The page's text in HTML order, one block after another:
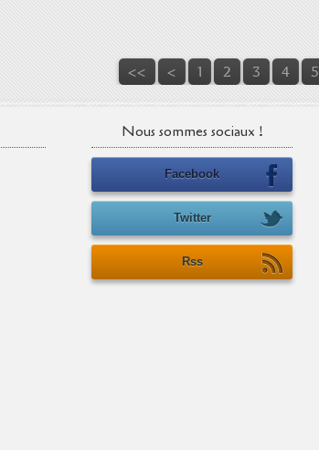
<< < 1 2 3 4 5
Nous sommes sociaux !
Facebook
Twitter
Rss